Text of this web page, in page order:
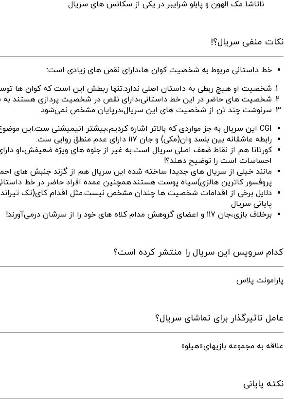
ناتاشا مک الهون و پابلو شرایبر در یکی از سکانس های سریال
نکات منفی سریال؟!
خط داستانی مربوط به شخصیت کوان ها،دارای نقص های زیادی است:
شخصیت او هیچ ربطی به داستان اصلی ندارد.تنها ربطش این است که کوان ها توسط جان ۱۱۷نجات
شخصیت های حاضر در این خط داستانی،دارای نقص در شخصیت پردازی هستند به
سرنوشت چند تن از شخصیت های این سریال،درپایان مشخص نمی‌شود.
CGI این سریال به جز مواردی که بالاتر اشاره کردیم،بیشتر انیمیشنی‌ ست.این موضوع در مبارزه پایانی قسمت نهم نمود بیشتری پیدا میکند.
رابطه عاشقانه بین بلسد وان(مکی) و جان ۱۱۷ دارای عدم منطق روایی ست.
کورتانا هم از نقاط ضعف اصلی سریال است.به غیر از جلوه های ویژه ضعیفش،او
احساسات است را توضیح دهند؟!
مانند خیلی از سریال های جدیدا ساخته شده این سریال هم از گزند جنبش های
پروفسور کاترین هالزی)سیاه پوست هستند.همچنین عمده افراد حاضر در خط
پایانی سریال
برخلاف بازی،جان ۱۱۷ و اعضای گروهش مدام کلاه های خود را از سرشان درمی‌آورند!
کدام سرویس این سریال را منتشر کرده است؟
پارامونت پلاس
عامل تاثیرگذار برای تماشای سریال؟
علاقه به مجموعه بازیهای«هیلو»
نکته پایانی